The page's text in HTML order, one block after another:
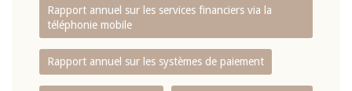
Rapport annuel sur les services financiers via la
téléphonie mobile
Rapport annuel sur les systèmes de paiement